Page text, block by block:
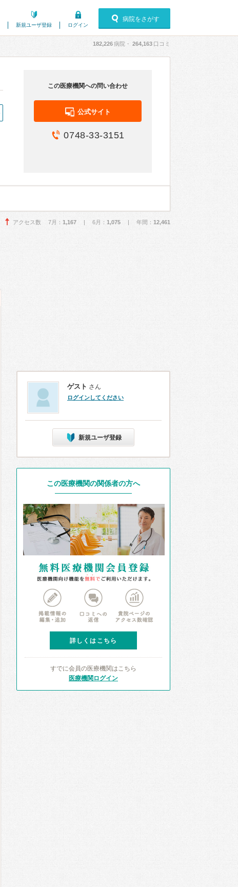
新規ユーザ登録 ログイン
病院をさがす
182,226病院・ 264,163 口コミ
この医療機関への問い合わせ
公式サイト
0748-33-3151
アクセス数 7月： 1,167 | 6月： 1,075 | 年間： 12,461
ゲスト さん
ログインしてください
新規ユーザ登録
この医療機関の関係者の方へ
詳しくはこちら
すでに会員の医療機関はこちら
医療機関ログイン